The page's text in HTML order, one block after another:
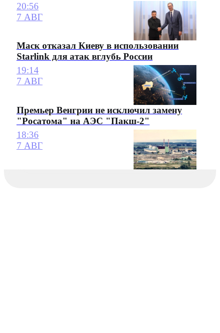
20:56
7 АВГ
Маск отказал Киеву в использовании
Starlink для атак вглубь России
19:14
7 АВГ
Премьер Венгрии не исключил замену
"Росатома" на АЭС "Пакш-2"
18:36
7 АВГ